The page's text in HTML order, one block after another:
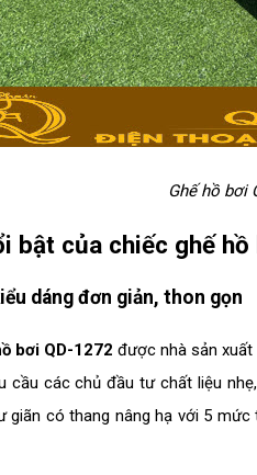
Ghế hồ bơi
bật của chiếc ghế hồ
dáng đơn giản, thon gọn
bơi QD-1272 được nhà sản xuất
cầu các chủ đầu tư chất liệu
giãn có thang nâng hạ với 5